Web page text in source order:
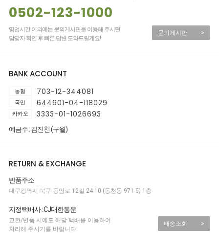
0502-123-1000
영업시간 이외에는 문의게시판을 이용해 주시면
담당자 확인 후 빠른 답변 도와드릴게요!
문의게시판 >
BANK ACCOUNT
농협 703-12-344081
국민 644601-04-118029
카카오 3333-01-1026693
예금주 : 김진천 (구월)
RETURN & EXCHANGE
반품주소
대구광역시 북구 동암로 12길 24-10 (동천동 971-5) 1층
지정택배사 : CJ대한통운
교환/반품 시에도 해당 택배를 이용하여
처리해 주시기를 바랍니다.
배송조회 >